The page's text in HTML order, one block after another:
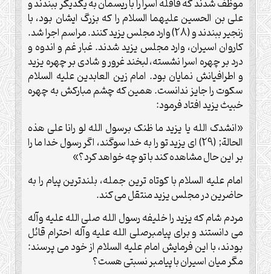
موظف شدند که قافله اسرا را با ریسمان به یکدیگر ببندند و
علی بن الحسین علیهما السلام را که بزرگ ایشان بود، با
زنجیر ببندند و (28) وارد مجلس یزید کنند. مراسم اجرا شد.
کاروان اسیران، وارد مجلس یزید شدند. غبار غم و اندوه و
درد بر چهره اسرا نشسته، لبخند غرور و شادی بر چهره یزید
و اطرافیانش نمایان بود. امام زین العابدین علیه السلام
سکوت را جایز ندانست. همین که چشم مبارکش به چهره
خبیث یزید افتاد فرمود:
«انشدک الله یا یزید ما ظنک برسول الله لو رانا علی هذه
الحالة; (29) ای یزید تو را به خدا سوگند، اگر رسول خدا ما را
بر این حال مشاهده کند با تو چه خواهد کرد؟»
امام علیه السلام با کوتاه ترین جمله، بلندترین پیام را به
حاضرین در مجلس یزید منتقل می کند.
مردم شام که یزید را خلیفه رسول الله صلی الله علیه وآله
می دانستند و برای پیامبرصلی الله علیه وآله احترام قائل
بودند، با این فرمایش امام علیه السلام از خود می پرسند:
مگر میان اسیران با پیامبر نسبتی هست؟